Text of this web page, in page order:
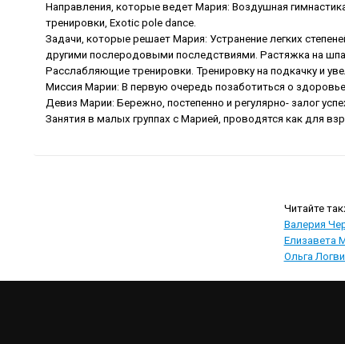
Направления, которые ведет Мария: Воздушная
тренировки, Exotic pole dance.
Задачи, которые решает Мария: Устранение легких
другими послеродовыми последствиями. Растяжка на
Расслабляющие тренировки. Тренировку на подкачку и
Миссия Марии: В первую очередь позаботиться о
Девиз Марии: Бережно, постепенно и регулярно- залог
Занятия в малых группах с Марией, проводятся как для
Валерия
Елизавета
Ольга